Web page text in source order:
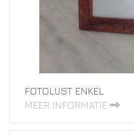
FOTOLIJST ENKEL
MEER INFORMATIE